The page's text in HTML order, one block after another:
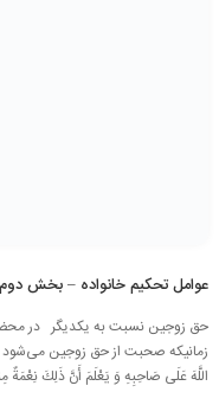
عوامل تحکیم خانواده – بخش دوم
حق زوجین نسبت به یکدیگر در
زمانیکه صحبت از حق زوجین
اللَّهَ عَلَى صَاحِبِهِ وَ يَعْلَمَ أَنَّ ذَلِكَ نِعْمَةٌ